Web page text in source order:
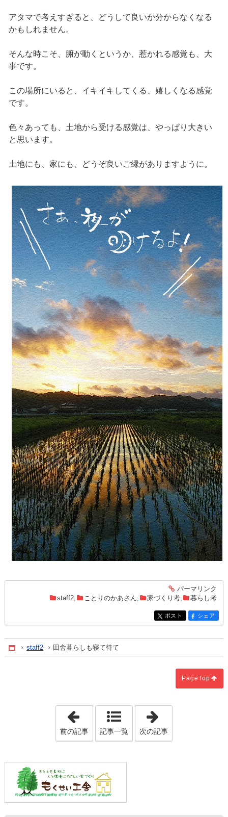
アタマで考えすぎると、どうして良いか分からなくなる
かもしれません。
そんな時こそ、腑が動くというか、惹かれる感覚も、大
事です。
この場所にいると、イキイキしてくる、嬉しくなる感覚
です。
色々あっても、土地から受ける感覚は、やっぱり大きい
と思います。
土地にも、家にも、どうぞ良いご縁がありますように。
entry1487
パーマリンク
staff2
ことりのかあさん 家づくり考 暮らし考
entry1487
ポスト entry1487
シェア
Home
staff2 田舎暮らしも寝て待て
PageTop
国の宝となる人は
前の記事 記事一覧 次の記事